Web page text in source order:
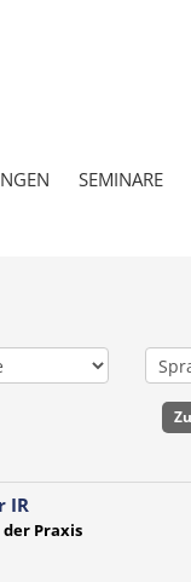
SEMINARE
IR
Praxis